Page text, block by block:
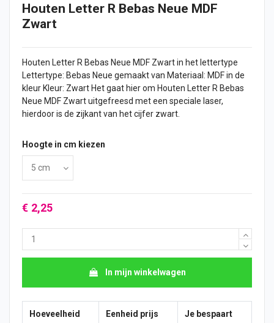
Houten Letter R Bebas Neue MDF
Zwart
Houten Letter R Bebas Neue MDF Zwart in het lettertype
Lettertype: Bebas Neue gemaakt van Materiaal: MDF in de
kleur Kleur: Zwart Het gaat hier om Houten Letter R Bebas
Neue MDF Zwart uitgefreesd met een speciale laser,
hierdoor is de zijkant van hetcijfer zwart.
Hoogte in cm kiezen
€ 2,25
In mijn winkelwagen
Hoeveelheid Eenheid prijs Je bespaart